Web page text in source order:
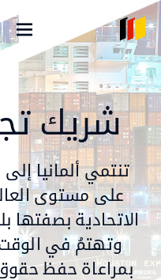
القائمة
المفتوحة
شريك
تنتمي ألمانيا
على مستوى
الاتحادية
وتهتمُ في
بمراعاة حفظ